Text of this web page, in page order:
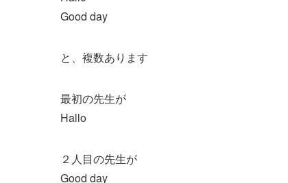
Good day
と、複数あります
最初の先生が
Hallo
２人目の先生が
Good day